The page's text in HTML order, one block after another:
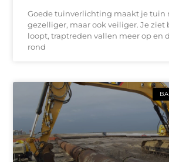
Goede tuinverlichting maakt je tuin
gezelliger, maar ook veiliger. Je ziet
loopt, traptreden vallen meer op en
rond